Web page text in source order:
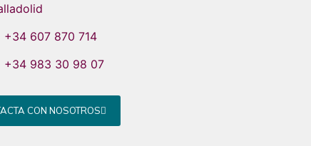
+34 607 870 714
+34 983 30 98 07
CON NOSOTROS